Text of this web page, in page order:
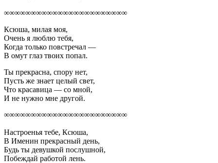
∞∞∞∞∞∞∞∞∞∞∞∞∞∞∞∞∞∞∞∞∞∞∞
Ксюша, милая моя,
Очень я люблю тебя,
Когда только повстречал —
В омут глаз твоих попал.
Ты прекрасна, спору нет,
Пусть же знает целый свет,
Что красавица — со мной,
И не нужно мне другой.
∞∞∞∞∞∞∞∞∞∞∞∞∞∞∞∞∞∞∞∞∞∞∞
Настроенья тебе, Ксюша,
В Именин прекрасный день,
Будь ты девушкой послушной,
Побеждай работой лень.